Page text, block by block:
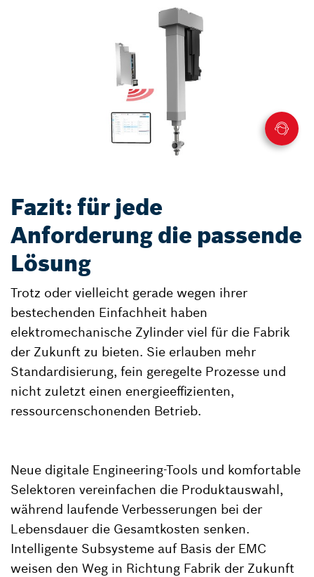
Fazit: für jede
Anforderung die passende
Lösung
Trotz oder vielleicht gerade wegen ihrer
bestechenden Einfachheit haben
elektromechanische Zylinder viel für die Fabrik
der Zukunft zu bieten. Sie erlauben mehr
Standardisierung, fein geregelte Prozesse und
nicht zuletzt einen energieeffizienten,
ressourcenschonenden Betrieb.
Neue digitale Engineering-Tools und komfortable
Selektoren vereinfachen die Produktauswahl,
während laufende Verbesserungen bei der
Lebensdauer die Gesamtkosten senken.
Intelligente Subsysteme auf Basis der EMC
weisen den Weg in Richtung Fabrik der Zukunft